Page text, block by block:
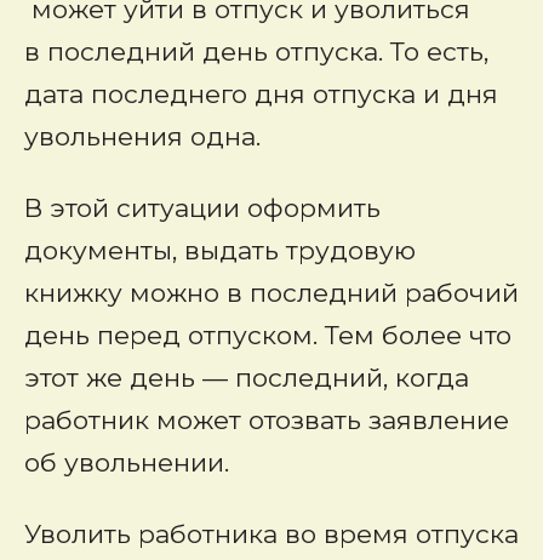
может уйти в отпуск и уволиться
в последний день отпуска. То есть,
дата последнего дня отпуска и дня
увольнения одна.
В этой ситуации оформить
документы, выдать трудовую
книжку можно в последний рабочий
день перед отпуском. Тем более что
этот же день — последний, когда
работник может отозвать заявление
об увольнении.
Уволить работника во время отпуска